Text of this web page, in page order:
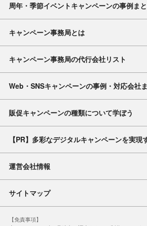
周年・季節イベントキャンペーンの事例ま
キャンペーン事務局とは
キャンペーン事務局の代行会社リスト
Web・SNSキャンペーンの事例・対応会社
販促キャンペーンの種類について学ぼう
【PR】多彩なデジタルキャンペーンを実現
運営会社情報
サイトマップ
【免責事項】